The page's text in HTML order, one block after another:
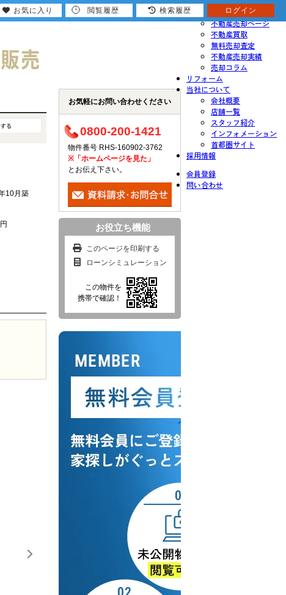
売りたい
不動産売却ページ
不動産買取
無料売却査定
不動産売却実績
売却コラム
リフォーム
当社について
会社概要
店舗一覧
スタッフ紹介
インフォメーション
首都圏サイト
採用情報
会員登録
問い合わせ
10月築
お気軽にお問い合わせください
0800-200-1421
物件番号 RHS-160902-3762
※「ホームページを見た」
とお伝え下さい。
お役立ち機能
このページを印刷する
ローンシミュレーション
この物件を
携帯で確認！
お気に入り 閲覧履歴 検索履歴 ログイン